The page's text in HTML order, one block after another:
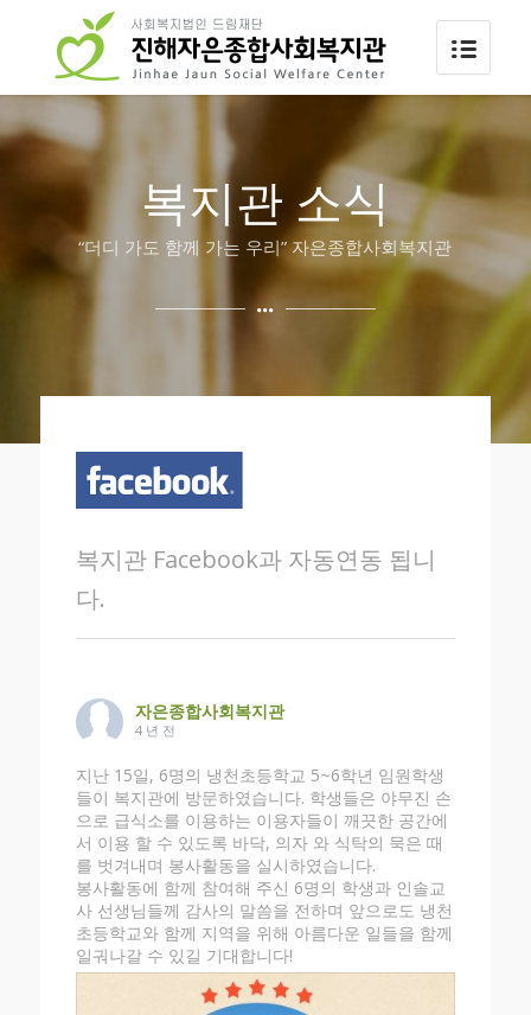
복지관 소식
“더디 가도 함께 가는 우리” 자은종합사회복지관
복지관 Facebook과 자동연동 됩니
다.
자은종합사회복지관
4 년 전
지난 15일, 6명의 냉천초등학교 5~6학년 임원학생
들이 복지관에 방문하였습니다. 학생들은 야무진 손
으로 급식소를 이용하는 이용자들이 깨끗한 공간에
서 이용 할 수 있도록 바닥, 의자 와 식탁의 묵은 때
를 벗겨내며 봉사활동을 실시하였습니다.
봉사활동에 함께 참여해 주신 6명의 학생과 인솔교
사 선생님들께 감사의 말씀을 전하며 앞으로도 냉천
초등학교와 함께 지역을 위해 아름다운 일들을 함께
일궈나갈 수 있길 기대합니다!